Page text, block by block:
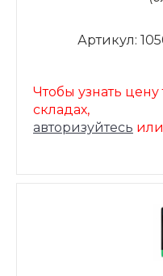
Артикул:
Чтобы узнать цену
складах,
авторизуйтесь или